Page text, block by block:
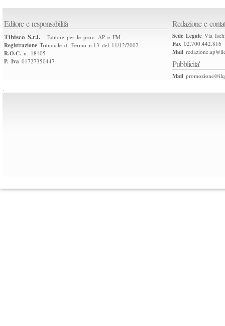
Editore e responsabilità
Tibisco S.r.l. - Editore per le prov. AP e FM
Registrazione Tribunale di Fermo n.13 del 11/12/2002
R.O.C. n. 18105
P. Iva 01727350447
Redazione e
Sede Legale Via
Fax 02.700.442.816
Mail
Pubblicita'
Mail
.